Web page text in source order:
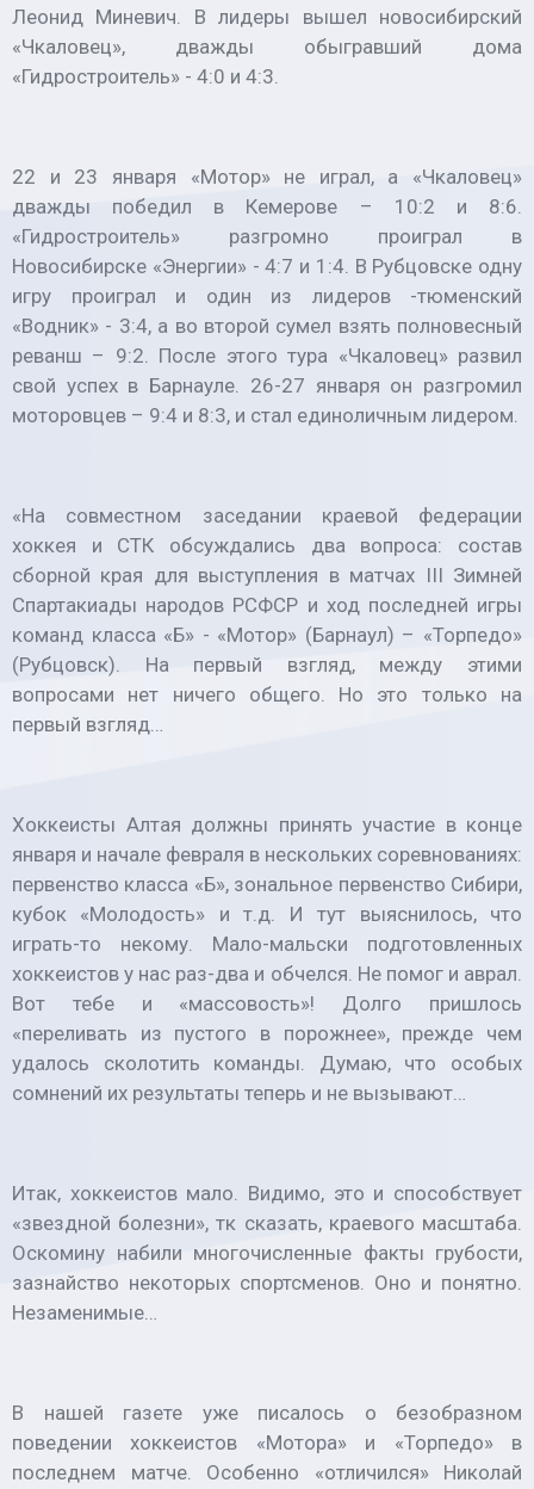
Леонид Миневич. В лидеры вышел новосибирский
«Чкаловец», дважды обыгравший дома
«Гидростроитель» - 4:0 и 4:3.
22 и 23 января «Мотор» не играл, а «Чкаловец»
дважды победил в Кемерове – 10:2 и 8:6.
«Гидростроитель» разгромно проиграл в
Новосибирске «Энергии» - 4:7 и 1:4. В Рубцовске одну
игру проиграл и один из лидеров -тюменский
«Водник» - 3:4, а во второй сумел взять полновесный
реванш – 9:2. После этого тура «Чкаловец» развил
свой успех в Барнауле. 26-27 января он разгромил
моторовцев – 9:4 и 8:3, и стал единоличным лидером.
«На совместном заседании краевой федерации
хоккея и СТК обсуждались два вопроса: состав
сборной края для выступления в матчах III Зимней
Спартакиады народов РСФСР и ход последней игры
команд класса «Б» - «Мотор» (Барнаул) – «Торпедо»
(Рубцовск). На первый взгляд, между этими
вопросами нет ничего общего. Но это только на
первый взгляд…
Хоккеисты Алтая должны принять участие в конце
января и начале февраля в нескольких соревнованиях:
первенство класса «Б», зональное первенство Сибири,
кубок «Молодость» и т.д. И тут выяснилось, что
играть-то некому. Мало-мальски подготовленных
хоккеистов у нас раз-два и обчелся. Не помог и аврал.
Вот тебе и «массовость»! Долго пришлось
«переливать из пустого в порожнее», прежде чем
удалось сколотить команды. Думаю, что особых
сомнений их результаты теперь и не вызывают…
Итак, хоккеистов мало. Видимо, это и способствует
«звездной болезни», тк сказать, краевого масштаба.
Оскомину набили многочисленные факты грубости,
зазнайство некоторых спортсменов. Оно и понятно.
Незаменимые…
В нашей газете уже писалось о безобразном
поведении хоккеистов «Мотора» и «Торпедо» в
последнем матче. Особенно «отличился» Николай